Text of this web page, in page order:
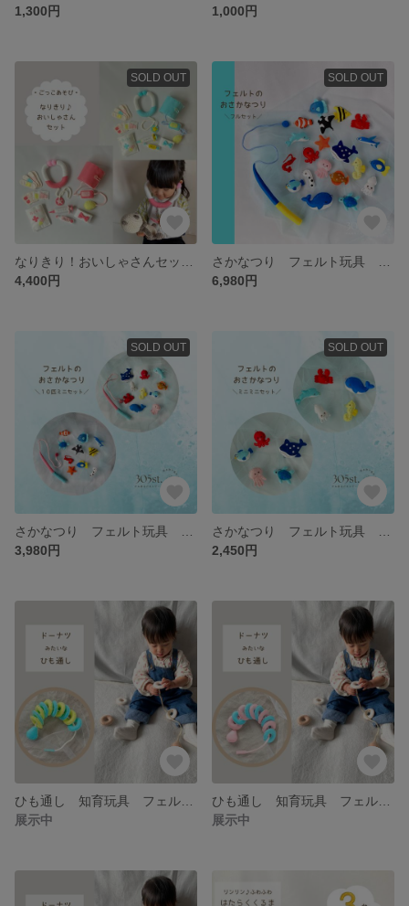
1,300円
1,000円
SOLD OUT
4,400円
SOLD OUT
6,980円
SOLD OUT
3,980円
SOLD OUT
2,450円
展示中
展示中